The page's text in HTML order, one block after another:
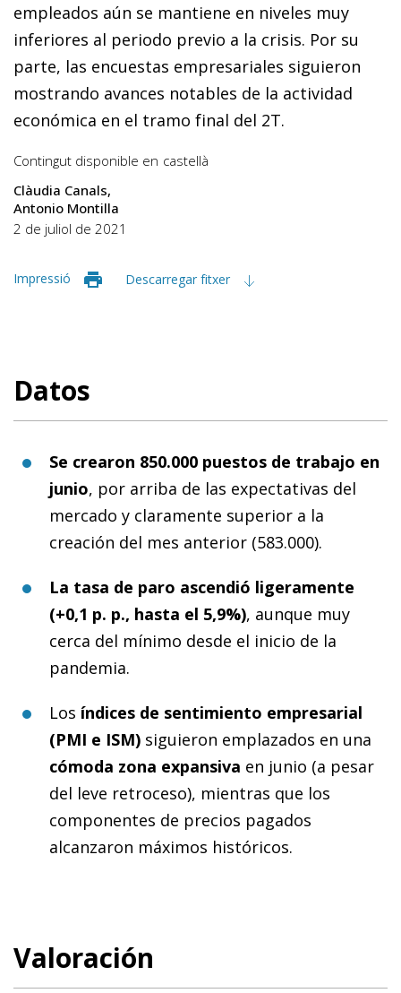
empleados aún se mantiene en niveles muy
inferiores al periodo previo a la crisis. Por su
parte, las encuestas empresariales siguieron
mostrando avances notables de la actividad
económica en el tramo final del 2T.
Contingut disponible en castellà
Clàudia Canals
Antonio Montilla
2 de juliol de 2021
Impressió Descarregar fitxer
Datos
Se crearon 850.000 puestos de trabajo en
junio, por arriba de las expectativas del
mercado y claramente superior a la
creación del mes anterior (583.000).
La tasa de paro ascendió ligeramente
(+0,1 p. p., hasta el 5,9%), aunque muy
cerca del mínimo desde el inicio de la
pandemia.
Los índices de sentimiento empresarial
(PMI e ISM) siguieron emplazados en una
cómoda zona expansiva en junio (a pesar
del leve retroceso), mientras que los
componentes de precios pagados
alcanzaron máximos históricos.
Valoración